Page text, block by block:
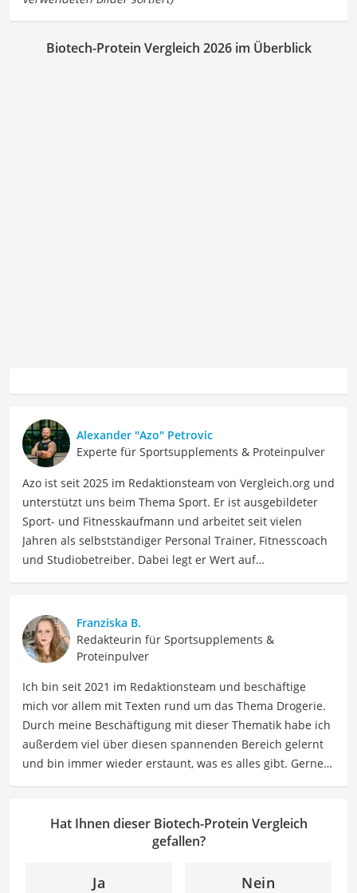
Biotech-Protein Vergleich 2026 im Überblick
Alexander "Azo" Petrovic
Experte für Sportsupplements & Proteinpulver
Azo ist seit 2025 im Redaktionsteam von Vergleich.org und
unterstützt uns beim Thema Sport. Er ist ausgebildeter
Sport- und Fitnesskaufmann und arbeitet seit vielen
Jahren als selbstständiger Personal Trainer, Fitnesscoach
und Studiobetreiber. Dabei legt er Wert auf
Gerätekompetenz. Zusätzlich ist Azo aktiver
Wettkampfsportler (u. a. HYROX, Functional Fitness, Lauf-
und Triathlonevents) und testet Trainingsmethoden,
Als Ausgleich geht Azo gern in die Natur oder ins Kino,
um abzuschalten.
Der Biotech-Protein-Vergleich ist aus unserer Sicht
besonders empfehlenswert fürFitness-Enthusiasten.
Franziska B.
Redakteurin für Sportsupplements &
Proteinpulver
Ich bin seit 2021 im Redaktionsteam und beschäftige
mich vor allem mit Texten rund um das Thema Drogerie.
Durch meine Beschäftigung mit dieser Thematik habe ich
außerdem viel über diesen spannenden Bereich gelernt
und bin immer wieder erstaunt, was es alles gibt. Gerne
über Beauty- sowie Pflegeprodukte, Gesundheitsartikel,
Haushaltswaren und vieles mehr. Meine Beiträge
Empfehlungen, um Lesern dabei zu helfen, die besten
Hat Ihnen dieser Biotech-Protein Vergleich
gefallen?
Ja Nein